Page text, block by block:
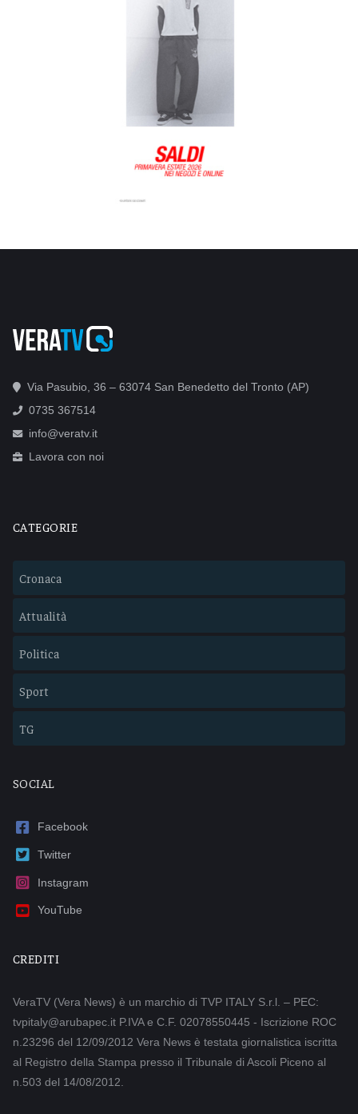
Via Pasubio, 36 – 63074 San Benedetto del Tronto (AP)
0735 367514
info@veratv.it
Lavora con noi
CATEGORIE
Cronaca
Attualità
Politica
Sport
TG
SOCIAL
Facebook
Twitter
Instagram
YouTube
CREDITI
VeraTV (Vera News) è un marchio di TVP ITALY S.r.l. – PEC:
tvpitaly@arubapec.it P.IVA e C.F. 02078550445 - Iscrizione ROC
n.23296 del 12/09/2012 Vera News è testata giornalistica iscritta
al Registro della Stampa presso il Tribunale di Ascoli Piceno al
n.503 del 14/08/2012.